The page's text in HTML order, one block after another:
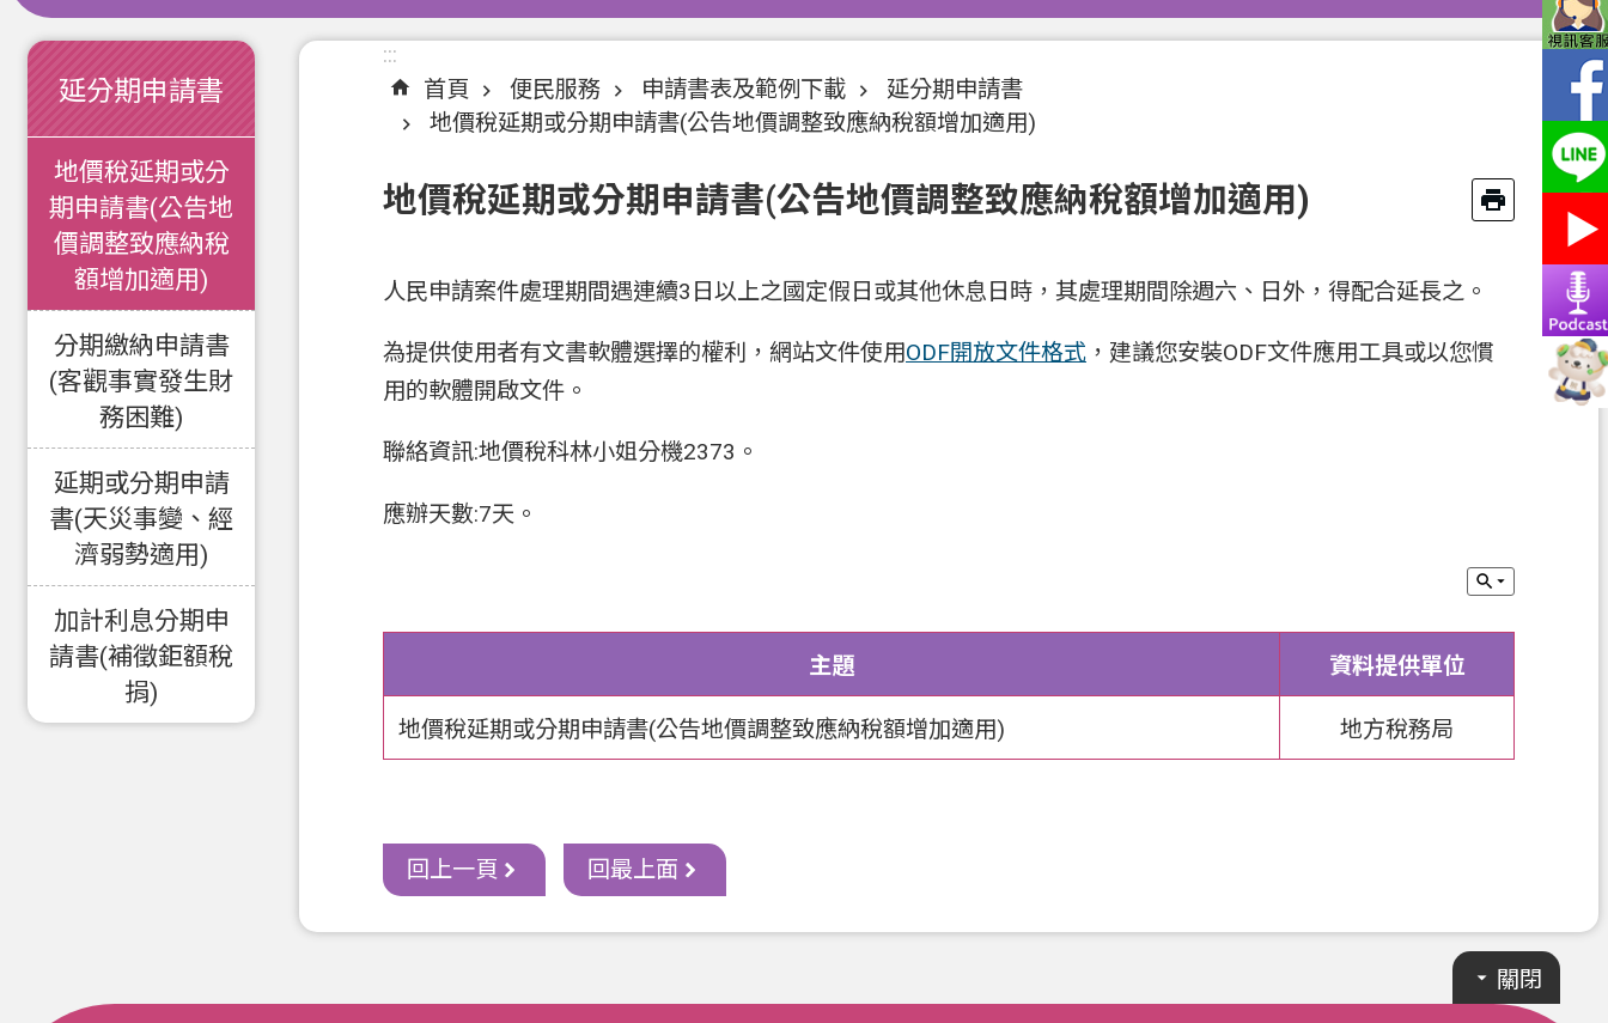
:::
延分期申請書
地價稅延期或分
期申請書(公告地
價調整致應納稅
額增加適用)
分期繳納申請書
(客觀事實發生財
務困難)
延期或分期申請
書(天災事變、經
濟弱勢適用)
加計利息分期申
請書(補徵鉅額稅
捐)
:::
首頁
便民服務 申請書表及範例下載
延分期申請書
地價稅延期或分期申請書(公告地價調整致應納稅額增加適用)
地價稅延期或分期申請書(公告地價調整致應納稅額增加適用)
人民申請案件處理期間遇連續3日以上之國定假日或其他休息日時，其處理期間除週六、日外，得配合延長之。
為提供使用者有文書軟體選擇的權利，網站文件使用ODF開放文件格式 ，建議您安裝ODF文件應用工具或以您慣
用的軟體開啟文件。
聯絡資訊:地價稅科林小姐分機2373。
應辦天數:7天。
主題 資料提供單位
地價稅延期或分期申請書(公告地價調整致應納稅額增加適用) 地方稅務局
回上一頁 回最上面
關閉